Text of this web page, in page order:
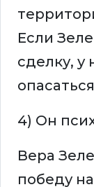
Если
сделку, у
4) Он
Вера
победу